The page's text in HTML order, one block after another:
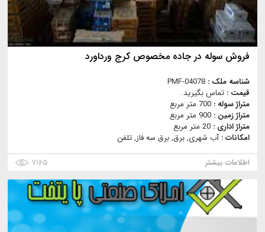
فروش سوله در جاده مخصوص کرج ورداورد
شناسه ملک : PMF-04078
قیمت : تماس بگیرید.
متراژ سوله : 700 متر مربع
متراژ زمین : 900 متر مربع
متراژ اداری : 20 متر مربع
امکانات :آب شهری, برق, برق سه فاز, تلفن
اطلاعات بیشتر
۷۱۶۵